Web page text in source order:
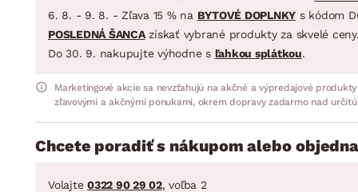
6. 8. - 9. 8. - Zľava 15 % na BYTOVÉ DOPLNKY s kódom
POSLEDNÁ ŠANCAzískať vybrané produkty za skvelé ceny.
Do 30. 9. nakupujte výhodne s ľahkou splátkou.
Marketingové akcie sa nevzťahujú na akčné a výpredajové
zľavovými a akčnými ponukami, okrem dopravy zadarmo nad
Chcete poradiť s nákupom alebo
Volajte 0322 90 29 02, voľba 2